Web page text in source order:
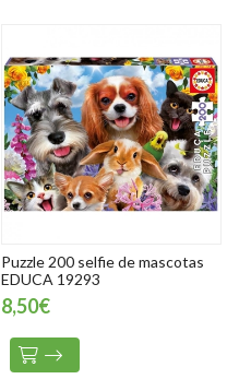
Puzzle 200 selfie de mascotas
EDUCA 19293
8,50€